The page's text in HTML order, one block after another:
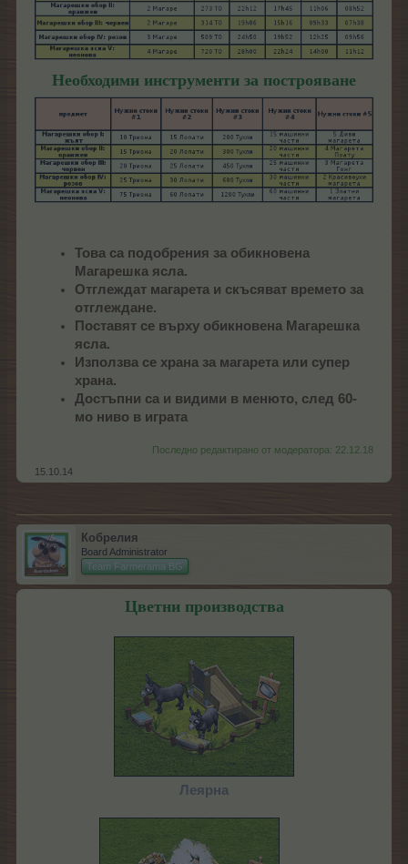
Необходими инструменти за построяване
Това са подобрения за обикновена
Магарешка ясла.
Отглеждат магарета и скъсяват времето за
отглеждане.
Поставят се върху обикновена Магарешка
ясла.
Използва се храна за магарета или супер
храна.
Достъпни са и видими в менюто, след 60-
мо ниво в играта
Последно редактирано от модератора: 22.12.18
15.10.14
Кобрелия
Board Administrator
Team Farmerama BG
Цветни производства
Леярна